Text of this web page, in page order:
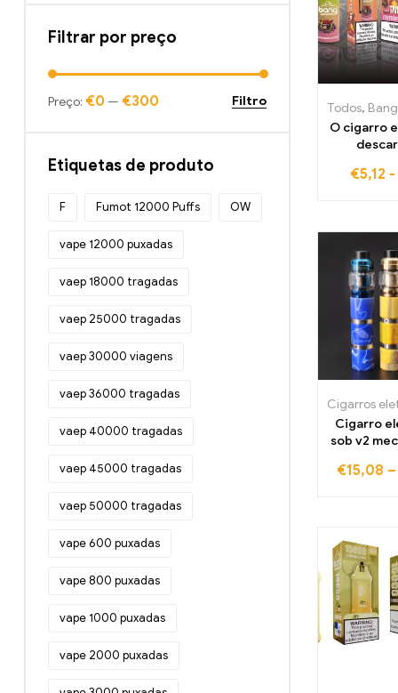
Todos, Bang
O cigarro
aroma de
doce a
12000
€5,12 -
Cigarro
sob v2
510 fio
€15,08 –
Filtrar por preço
Filtro
Preço: €0 — €300
Etiquetas de produto
F Fumot 12000 Puffs OW
vape 12000 puxadas
vaep 18000 tragadas
vaep 25000 tragadas
vaep 30000 viagens
vaep 36000 tragadas
vaep 40000 tragadas
vaep 45000 tragadas
vaep 50000 tragadas
vape 600 puxadas
vape 800 puxadas
vape 1000 puxadas
vape 2000 puxadas